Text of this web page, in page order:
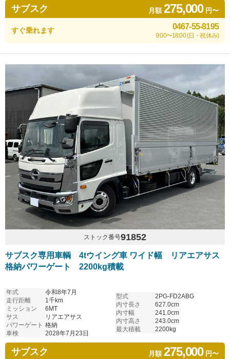
サブスク 月額275,000円〜
すぐ乗れます 0467-55-8195
9:00〜18:00 (日・祝休み)
ストック番号91852
サブスク専用車輌 4tウイング車 ワイド幅 リアエアサス
格納パワーゲート 2200kg積載
年式
令和8年7月
走行距離
1千km
ミッション
6MT
サス
リアエアサス
パワーゲート 格納
車検
2028年7月23日
型式
2PG-FD2ABG
内寸長さ
627.0cm
内寸幅
241.0cm
内寸高さ
243.0cm
最大積載
2200kg
サブスク 月額275,000円〜